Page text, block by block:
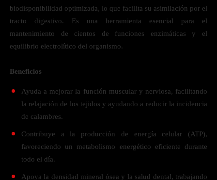
biodisponibilidad optimizada, lo que facilita su asimilación por el
tracto digestivo. Es una herramienta esencial para el
mantenimiento de cientos de funciones enzimáticas y el
equilibrio electrolítico del organismo.
Beneficios
Ayuda a mejorar la función muscular y nerviosa, facilitando
la relajación de los tejidos y ayudando a reducir la incidencia
de calambres.
Contribuye a la producción de energía celular (ATP),
favoreciendo un metabolismo energético eficiente durante
todo el día.
Apoya la densidad mineral ósea y la salud dental, trabajando